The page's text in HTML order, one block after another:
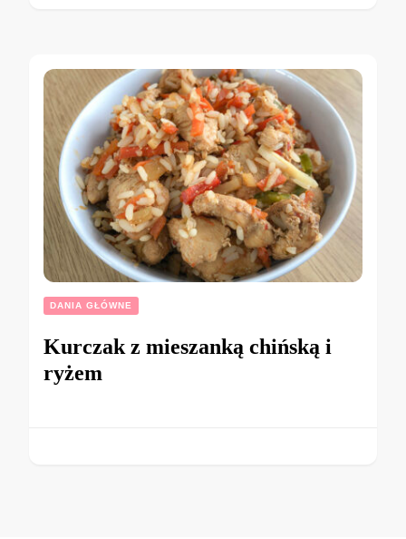
DANIA GŁÓWNE
Kurczak z mieszanką chińską i
ryżem